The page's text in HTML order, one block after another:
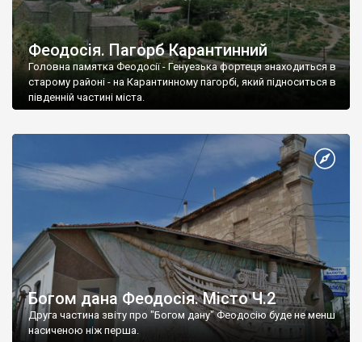
Феодосія. Пагорб Карантинний
Головна памятка Феодосії - Генуезька фортеця знаходиться в
старому районі - на Карантинному пагорбі, який підноситься в
південній частині міста.
Богом дана Феодосія. Місто Ч.2
Друга частина звіту про "Богом дану" Феодосію буде не менш
насиченою ніж перша.